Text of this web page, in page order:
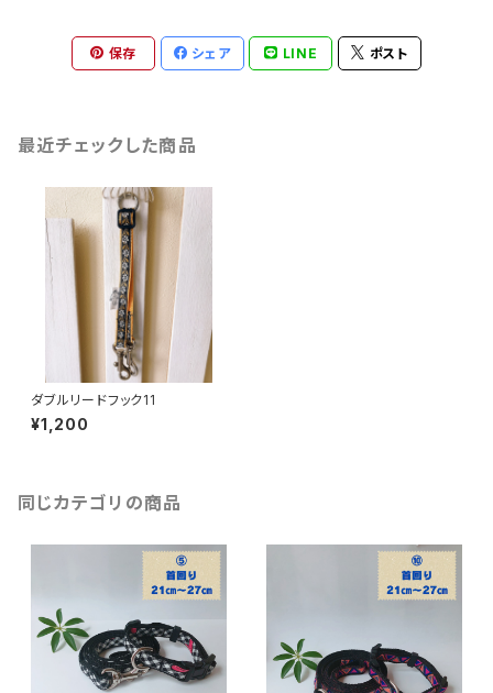
保存 シェア LINE ポスト
最近チェックした商品
ダブルリードフック11
¥1,200
同じカテゴリの商品